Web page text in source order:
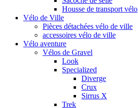
Housse de transport vélo
Vélo de Ville
Pièces détachées vélo de ville
accessoires vélo de ville
Vélo aventure
Vélos de Gravel
Look
Specialized
Diverge
Crux
Sirrus X
Trek